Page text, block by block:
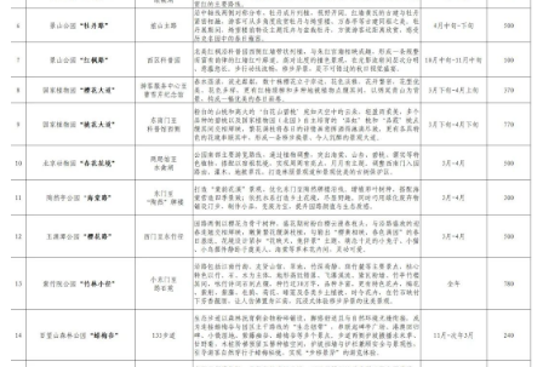
中介服务 阳光政务
政民互动
12345网上接诉即办 我要咨询 我要建议
参与调查 在线访谈 图说互动
走进北京
十六区概览